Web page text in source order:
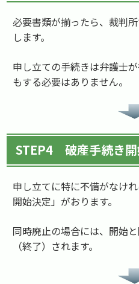
必要書類が揃ったら、裁判
します。
申し立ての手続きは弁護士
もする必要はありません。
STEP4 破産手続き開
申し立てに特に不備がなけ
開始決定」がおります。
同時廃止の場合には、開始
（終了）されます。